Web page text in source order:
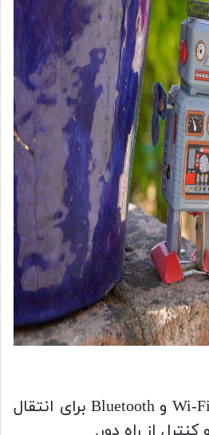
- امکان اتصال به Wi-Fi و Bluetooth برای انتقال